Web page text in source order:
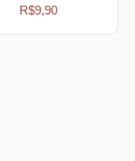
R$9,90